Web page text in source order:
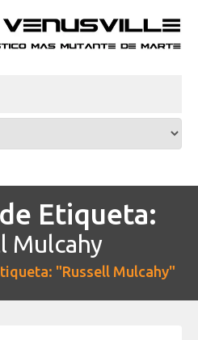
Etiqueta:
Mulcahy
"Russell Mulcahy"